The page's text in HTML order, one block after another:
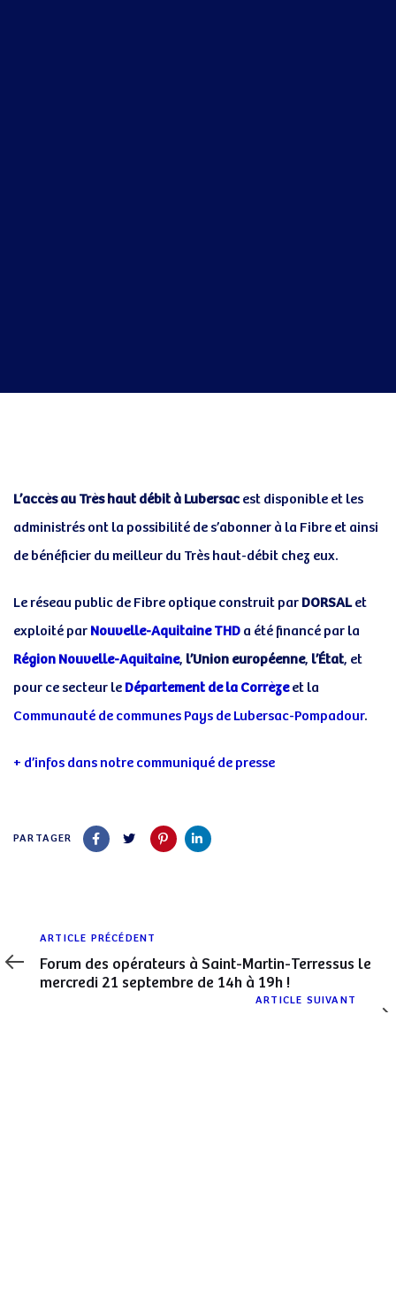
L’accès au Très haut débit à Lubersacest disponible et les
administrés ont la possibilité de s’abonner à la Fibre et ainsi
de bénéficier du meilleur du Très haut-débit chez eux.
Le réseau public de Fibre optique construit par DORSALet
exploité par Nouvelle-Aquitaine THD a été financé par la
Région Nouvelle-Aquitaine, l’Union européenne, l’État, et
pour ce secteur le Département de la Corrèze et la
Communauté de communes Pays de Lubersac-Pompadour.
+ d’infos dans notre communiqué de presse
PARTAGER
navigation
Article
précédent
ARTICLE PRÉCÉDENT
Forum des opérateurs à Saint-Martin-Terressus le
mercredi 21 septembre de 14h à 19h !
ARTICLE SUIVANT